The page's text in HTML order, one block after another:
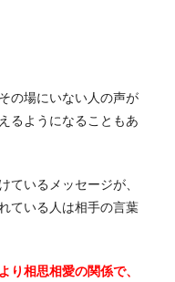
の場にいない人の声が
るようになることもあ
ているメッセージが、
ている人は相手の言葉
り相思相愛の関係で、